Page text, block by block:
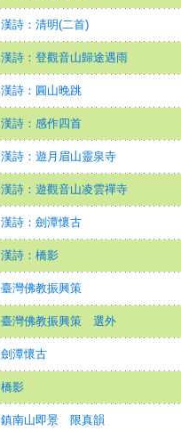
漢詩：清明(二首)
漢詩：登觀音山歸途遇雨
漢詩：圓山晚跳
漢詩：感作四首
漢詩：遊月眉山靈泉寺
漢詩：遊觀音山凌雲禪寺
漢詩：劍潭懷古
漢詩：橋影
臺灣佛教振興策
臺灣佛教振興策 選外
劍潭懷古
橋影
鎮南山即景 限真韻